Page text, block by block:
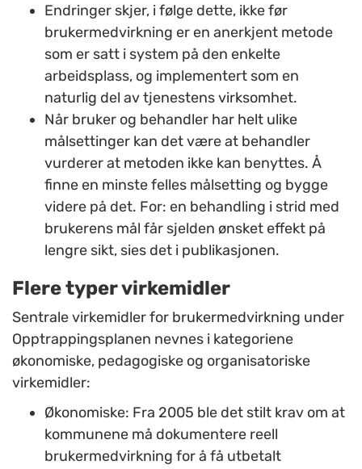
Endringer skjer, i følge dette, ikke før
brukermedvirkning er en anerkjent metode
som er satt i system på den enkelte
arbeidsplass, og implementert som en
naturlig del av tjenestens virksomhet.
Når bruker og behandler har helt ulike
målsettinger kan det være at behandler
vurderer at metoden ikke kan benyttes. Å
finne en minste felles målsetting og bygge
videre på det. For: en behandling i strid med
brukerens mål får sjelden ønsket effekt på
lengre sikt, sies det i publikasjonen.
Flere typer virkemidler
Sentrale virkemidler for brukermedvirkning under
Opptrappingsplanen nevnes i kategoriene
økonomiske, pedagogiske og organisatoriske
virkemidler:
Økonomiske: Fra 2005 ble det stilt krav om at
kommunene må dokumentere reell
brukermedvirkning for å få utbetalt